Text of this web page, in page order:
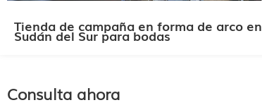
Tienda de campaña en forma de arco en
Sudán del Sur para bodas
Consulta ahora